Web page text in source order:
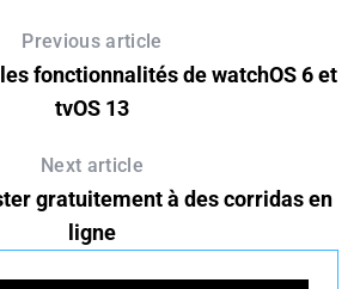
Previous article
fonctionnalités de watchOS 6 et
tvOS 13
Next article
gratuitement à des corridas en
ligne